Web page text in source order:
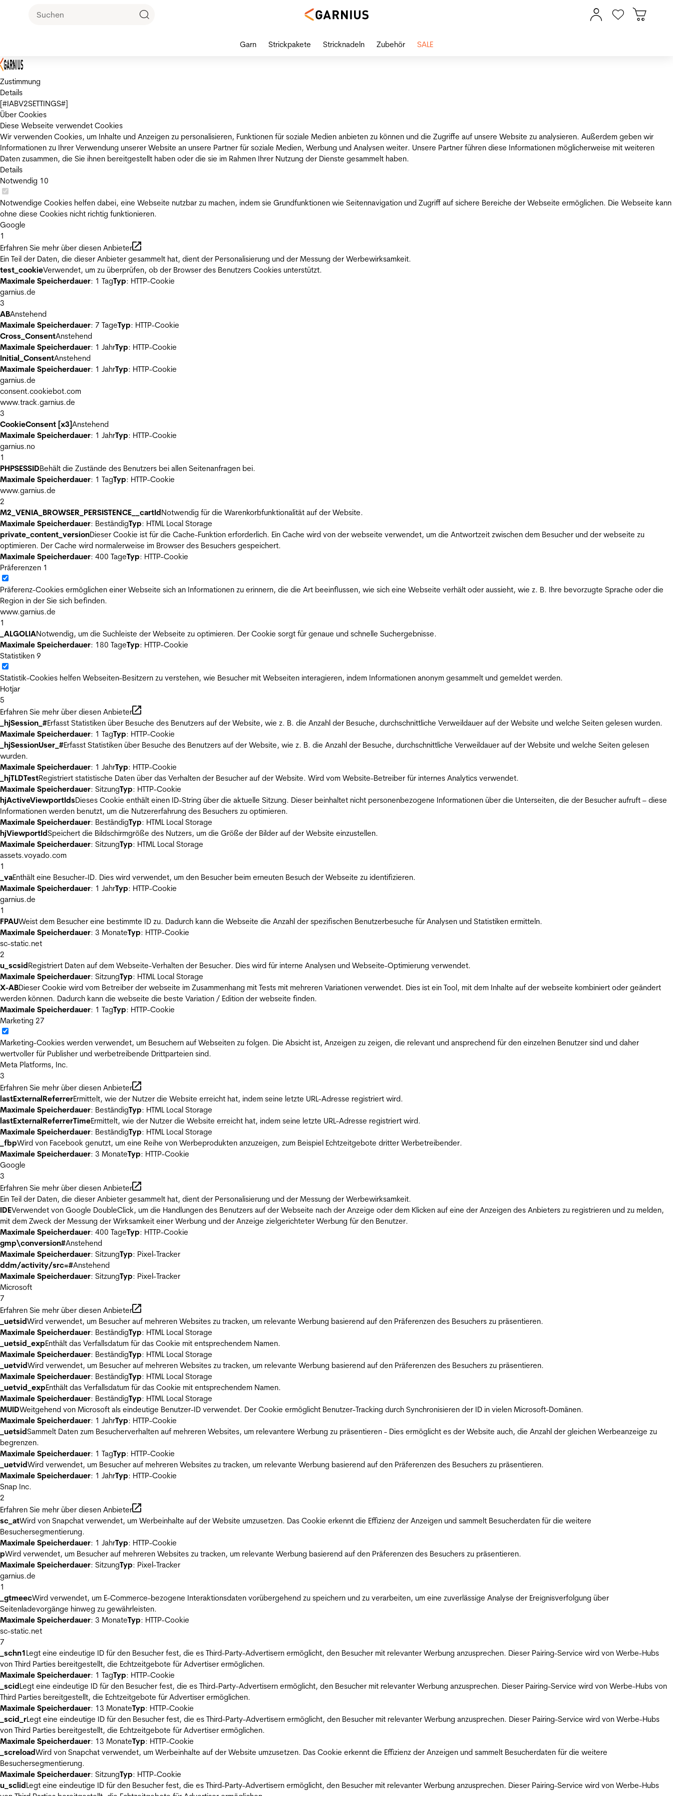
Zustimmung
Details
[#IABV2SETTINGS#]
Über Cookies
Diese Webseite verwendet Cookies
Wir verwenden Cookies, um Inhalte und Anzeigen zu personalisieren, Funktionen für soziale Medien anbieten zu können und die Zugriffe auf unsere Website zu analysieren. Außerdem geben wir
Informationen zu Ihrer Verwendung unserer Website an unsere Partner für soziale Medien, Werbung und Analysen weiter. Unsere Partner führen diese Informationen möglicherweise mit weiteren
Daten zusammen, die Sie ihnen bereitgestellt haben oder die sie im Rahmen Ihrer Nutzung der Dienste gesammelt haben.
Details
Notwendig 10
Notwendige Cookies helfen dabei, eine Webseite nutzbar zu machen, indem sie Grundfunktionen wie Seitennavigation und Zugriff auf sichere Bereiche der Webseite ermöglichen. Die Webseite kann
ohne diese Cookies nicht richtig funktionieren.
Google
1
Erfahren Sie mehr über diesen Anbieter
Ein Teil der Daten, die dieser Anbieter gesammelt hat, dient der Personalisierung und der Messung der Werbewirksamkeit.
test_cookieVerwendet, um zu überprüfen, ob der Browser des Benutzers Cookies unterstützt.
Maximale Speicherdauer: 1 TagTyp: HTTP-Cookie
garnius.de
3
ABAnstehend
Maximale Speicherdauer: 7 TageTyp: HTTP-Cookie
Cross_ConsentAnstehend
Maximale Speicherdauer: 1 JahrTyp: HTTP-Cookie
Initial_ConsentAnstehend
Maximale Speicherdauer: 1 JahrTyp: HTTP-Cookie
garnius.de
consent.cookiebot.com
www.track.garnius.de
3
CookieConsent [x3]Anstehend
Maximale Speicherdauer: 1 JahrTyp: HTTP-Cookie
garnius.no
1
PHPSESSIDBehält die Zustände des Benutzers bei allen Seitenanfragen bei.
Maximale Speicherdauer: 1 TagTyp: HTTP-Cookie
www.garnius.de
2
M2_VENIA_BROWSER_PERSISTENCE__cartIdNotwendig für die Warenkorbfunktionalität auf der Website.
Maximale Speicherdauer: BeständigTyp: HTML Local Storage
private_content_versionDieser Cookie ist für die Cache-Funktion erforderlich. Ein Cache wird von der webseite verwendet, um die Antwortzeit zwischen dem Besucher und der webseite zu
optimieren. Der Cache wird normalerweise im Browser des Besuchers gespeichert.
Maximale Speicherdauer: 400 TageTyp: HTTP-Cookie
Präferenzen 1
Präferenz-Cookies ermöglichen einer Webseite sich an Informationen zu erinnern, die die Art beeinflussen, wie sich eine Webseite verhält oder aussieht, wie z. B. Ihre bevorzugte Sprache oder die
Region in der Sie sich befinden.
www.garnius.de
1
_ALGOLIANotwendig, um die Suchleiste der Webseite zu optimieren. Der Cookie sorgt für genaue und schnelle Suchergebnisse.
Maximale Speicherdauer: 180 TageTyp: HTTP-Cookie
Statistiken 9
Statistik-Cookies helfen Webseiten-Besitzern zu verstehen, wie Besucher mit Webseiten interagieren, indem Informationen anonym gesammelt und gemeldet werden.
Hotjar
5
Erfahren Sie mehr über diesen Anbieter
_hjSession_#Erfasst Statistiken über Besuche des Benutzers auf der Website, wie z. B. die Anzahl der Besuche, durchschnittliche Verweildauer auf der Website und welche Seiten gelesen wurden.
Maximale Speicherdauer: 1 TagTyp: HTTP-Cookie
_hjSessionUser_#Erfasst Statistiken über Besuche des Benutzers auf der Website, wie z. B. die Anzahl der Besuche, durchschnittliche Verweildauer auf der Website und welche Seiten gelesen
wurden.
Maximale Speicherdauer: 1 JahrTyp: HTTP-Cookie
_hjTLDTestRegistriert statistische Daten über das Verhalten der Besucher auf der Website. Wird vom Website-Betreiber für internes Analytics verwendet.
Maximale Speicherdauer: SitzungTyp: HTTP-Cookie
hjActiveViewportIdsDieses Cookie enthält einen ID-String über die aktuelle Sitzung. Dieser beinhaltet nicht personenbezogene Informationen über die Unterseiten, die der Besucher aufruft – diese
Informationen werden benutzt, um die Nutzererfahrung des Besuchers zu optimieren.
Maximale Speicherdauer: BeständigTyp: HTML Local Storage
hjViewportIdSpeichert die Bildschirmgröße des Nutzers, um die Größe der Bilder auf der Website einzustellen.
Maximale Speicherdauer: SitzungTyp: HTML Local Storage
assets.voyado.com
1
_vaEnthält eine Besucher-ID. Dies wird verwendet, um den Besucher beim erneuten Besuch der Webseite zu identifizieren.
Maximale Speicherdauer: 1 JahrTyp: HTTP-Cookie
garnius.de
1
FPAUWeist dem Besucher eine bestimmte ID zu. Dadurch kann die Webseite die Anzahl der spezifischen Benutzerbesuche für Analysen und Statistiken ermitteln.
Maximale Speicherdauer: 3 MonateTyp: HTTP-Cookie
sc-static.net
2
u_scsidRegistriert Daten auf dem Webseite-Verhalten der Besucher. Dies wird für interne Analysen und Webseite-Optimierung verwendet.
Maximale Speicherdauer: SitzungTyp: HTML Local Storage
X-ABDieser Cookie wird vom Betreiber der webseite im Zusammenhang mit Tests mit mehreren Variationen verwendet. Dies ist ein Tool, mit dem Inhalte auf der webseite kombiniert oder geändert
werden können. Dadurch kann die webseite die beste Variation / Edition der webseite finden.
Maximale Speicherdauer: 1 TagTyp: HTTP-Cookie
Marketing 27
Marketing-Cookies werden verwendet, um Besuchern auf Webseiten zu folgen. Die Absicht ist, Anzeigen zu zeigen, die relevant und ansprechend für den einzelnen Benutzer sind und daher
wertvoller für Publisher und werbetreibende Drittparteien sind.
Meta Platforms, Inc.
3
Erfahren Sie mehr über diesen Anbieter
lastExternalReferrerErmittelt, wie der Nutzer die Website erreicht hat, indem seine letzte URL-Adresse registriert wird.
Maximale Speicherdauer: BeständigTyp: HTML Local Storage
lastExternalReferrerTimeErmittelt, wie der Nutzer die Website erreicht hat, indem seine letzte URL-Adresse registriert wird.
Maximale Speicherdauer: BeständigTyp: HTML Local Storage
_fbpWird von Facebook genutzt, um eine Reihe von Werbeprodukten anzuzeigen, zum Beispiel Echtzeitgebote dritter Werbetreibender.
Maximale Speicherdauer: 3 MonateTyp: HTTP-Cookie
Google
3
Erfahren Sie mehr über diesen Anbieter
Ein Teil der Daten, die dieser Anbieter gesammelt hat, dient der Personalisierung und der Messung der Werbewirksamkeit.
IDEVerwendet von Google DoubleClick, um die Handlungen des Benutzers auf der Webseite nach der Anzeige oder dem Klicken auf eine der Anzeigen des Anbieters zu registrieren und zu melden,
mit dem Zweck der Messung der Wirksamkeit einer Werbung und der Anzeige zielgerichteter Werbung für den Benutzer.
Maximale Speicherdauer: 400 TageTyp: HTTP-Cookie
gmp\conversion#Anstehend
Maximale Speicherdauer: SitzungTyp: Pixel-Tracker
ddm/activity/src=#Anstehend
Maximale Speicherdauer: SitzungTyp: Pixel-Tracker
Microsoft
7
Erfahren Sie mehr über diesen Anbieter
_uetsidWird verwendet, um Besucher auf mehreren Websites zu tracken, um relevante Werbung basierend auf den Präferenzen des Besuchers zu präsentieren.
Maximale Speicherdauer: BeständigTyp: HTML Local Storage
_uetsid_expEnthält das Verfallsdatum für das Cookie mit entsprechendem Namen.
Maximale Speicherdauer: BeständigTyp: HTML Local Storage
_uetvidWird verwendet, um Besucher auf mehreren Websites zu tracken, um relevante Werbung basierend auf den Präferenzen des Besuchers zu präsentieren.
Maximale Speicherdauer: BeständigTyp: HTML Local Storage
_uetvid_expEnthält das Verfallsdatum für das Cookie mit entsprechendem Namen.
Maximale Speicherdauer: BeständigTyp: HTML Local Storage
MUIDWeitgehend von Microsoft als eindeutige Benutzer-ID verwendet. Der Cookie ermöglicht Benutzer-Tracking durch Synchronisieren der ID in vielen Microsoft-Domänen.
Maximale Speicherdauer: 1 JahrTyp: HTTP-Cookie
_uetsidSammelt Daten zum Besucherverhalten auf mehreren Websites, um relevantere Werbung zu präsentieren - Dies ermöglicht es der Website auch, die Anzahl der gleichen Werbeanzeige zu
begrenzen.
Maximale Speicherdauer: 1 TagTyp: HTTP-Cookie
_uetvidWird verwendet, um Besucher auf mehreren Websites zu tracken, um relevante Werbung basierend auf den Präferenzen des Besuchers zu präsentieren.
Maximale Speicherdauer: 1 JahrTyp: HTTP-Cookie
Snap Inc.
2
Erfahren Sie mehr über diesen Anbieter
sc_atWird von Snapchat verwendet, um Werbeinhalte auf der Website umzusetzen. Das Cookie erkennt die Effizienz der Anzeigen und sammelt Besucherdaten für die weitere
Besuchersegmentierung.
Maximale Speicherdauer: 1 JahrTyp: HTTP-Cookie
pWird verwendet, um Besucher auf mehreren Websites zu tracken, um relevante Werbung basierend auf den Präferenzen des Besuchers zu präsentieren.
Maximale Speicherdauer: SitzungTyp: Pixel-Tracker
garnius.de
1
_gtmeecWird verwendet, um E-Commerce-bezogene Interaktionsdaten vorübergehend zu speichern und zu verarbeiten, um eine zuverlässige Analyse der Ereignisverfolgung über
Seitenladevorgänge hinweg zu gewährleisten.
Maximale Speicherdauer: 3 MonateTyp: HTTP-Cookie
sc-static.net
7
_schn1Legt eine eindeutige ID für den Besucher fest, die es Third-Party-Advertisern ermöglicht, den Besucher mit relevanter Werbung anzusprechen. Dieser Pairing-Service wird von Werbe-Hubs
von Third Parties bereitgestellt, die Echtzeitgebote für Advertiser ermöglichen.
Maximale Speicherdauer: 1 TagTyp: HTTP-Cookie
_scidLegt eine eindeutige ID für den Besucher fest, die es Third-Party-Advertisern ermöglicht, den Besucher mit relevanter Werbung anzusprechen. Dieser Pairing-Service wird von Werbe-Hubs von
Third Parties bereitgestellt, die Echtzeitgebote für Advertiser ermöglichen.
Maximale Speicherdauer: 13 MonateTyp: HTTP-Cookie
_scid_rLegt eine eindeutige ID für den Besucher fest, die es Third-Party-Advertisern ermöglicht, den Besucher mit relevanter Werbung anzusprechen. Dieser Pairing-Service wird von Werbe-Hubs
von Third Parties bereitgestellt, die Echtzeitgebote für Advertiser ermöglichen.
Maximale Speicherdauer: 13 MonateTyp: HTTP-Cookie
_screloadWird von Snapchat verwendet, um Werbeinhalte auf der Website umzusetzen. Das Cookie erkennt die Effizienz der Anzeigen und sammelt Besucherdaten für die weitere
Besuchersegmentierung.
Maximale Speicherdauer: SitzungTyp: HTTP-Cookie
u_sclidLegt eine eindeutige ID für den Besucher fest, die es Third-Party-Advertisern ermöglicht, den Besucher mit relevanter Werbung anzusprechen. Dieser Pairing-Service wird von Werbe-Hubs
Garn Strickpakete Stricknadeln Zubehör SALE